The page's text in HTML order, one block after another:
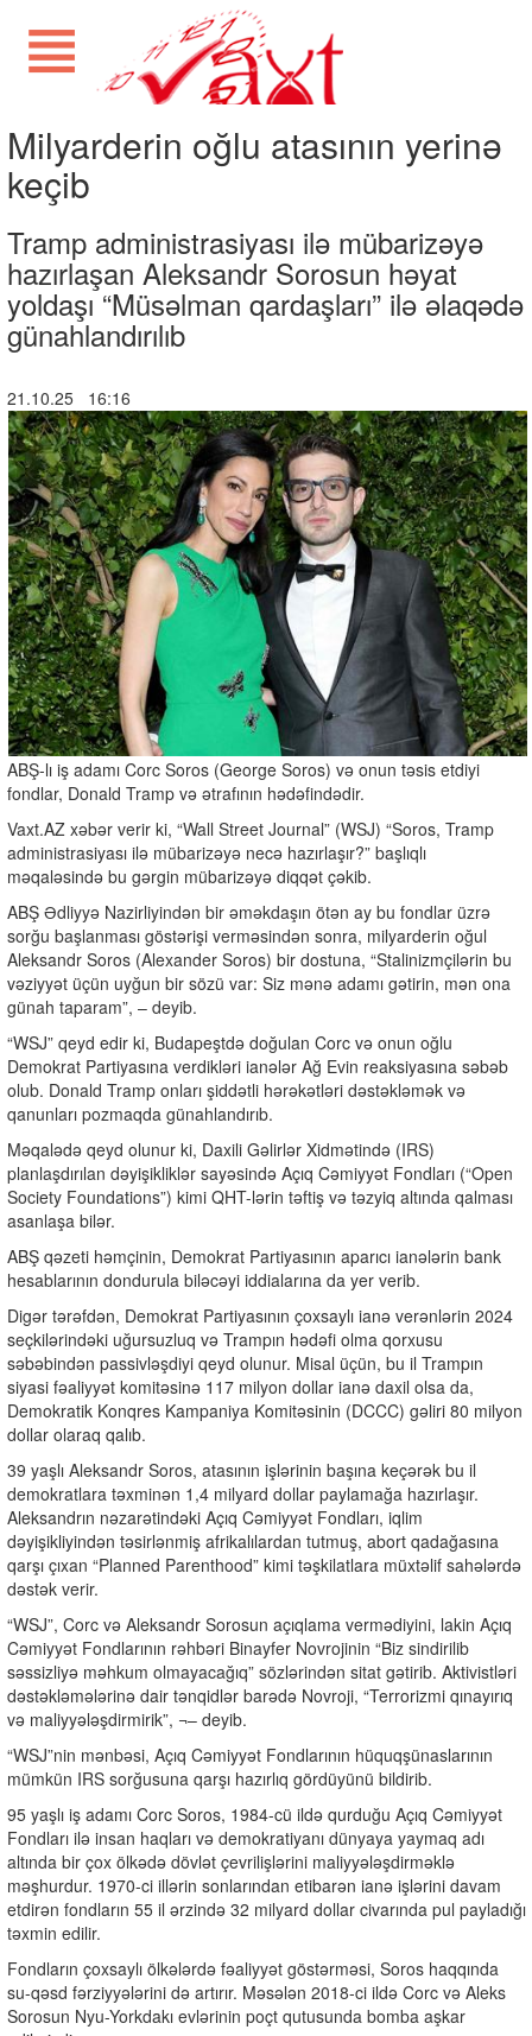
Milyarderin oğlu atasının yerinə
keçib
Tramp administrasiyası ilə mübarizəyə
hazırlaşan Aleksandr Sorosun həyat
yoldaşı “Müsəlman qardaşları” ilə əlaqədə
günahlandırılıb
21.10.25 16:16
ABŞ-lı iş adamı Corc Soros (George Soros) və onun təsis etdiyi
fondlar, Donald Tramp və ətrafının hədəfindədir.
Vaxt.AZ xəbər verir ki, “Wall Street Journal” (WSJ) “Soros, Tramp
administrasiyası ilə mübarizəyə necə hazırlaşır?” başlıqlı
məqaləsində bu gərgin mübarizəyə diqqət çəkib.
ABŞ Ədliyyə Nazirliyindən bir əməkdaşın ötən ay bu fondlar üzrə
sorğu başlanması göstərişi verməsindən sonra, milyarderin oğul
Aleksandr Soros (Alexander Soros) bir dostuna, “Stalinizmçilərin bu
vəziyyət üçün uyğun bir sözü var: Siz mənə adamı gətirin, mən ona
günah taparam”, – deyib.
“WSJ” qeyd edir ki, Budapeştdə doğulan Corc və onun oğlu
Demokrat Partiyasına verdikləri ianələr Ağ Evin reaksiyasına səbəb
olub. Donald Tramp onları şiddətli hərəkətləri dəstəkləmək və
qanunları pozmaqda günahlandırıb.
Məqalədə qeyd olunur ki, Daxili Gəlirlər Xidmətində (IRS)
planlaşdırılan dəyişikliklər sayəsində Açıq Cəmiyyət Fondları (“Open
Society Foundations”) kimi QHT-lərin təftiş və təzyiq altında qalması
asanlaşa bilər.
ABŞ qəzeti həmçinin, Demokrat Partiyasının aparıcı ianələrin bank
hesablarının dondurula biləcəyi iddialarına da yer verib.
Digər tərəfdən, Demokrat Partiyasının çoxsaylı ianə verənlərin 2024
seçkilərindəki uğursuzluq və Trampın hədəfi olma qorxusu
səbəbindən passivləşdiyi qeyd olunur. Misal üçün, bu il Trampın
siyasi fəaliyyət komitəsinə 117 milyon dollar ianə daxil olsa da,
Demokratik Konqres Kampaniya Komitəsinin (DCCC) gəliri 80 milyon
dollar olaraq qalıb.
39 yaşlı Aleksandr Soros, atasının işlərinin başına keçərək bu il
demokratlara təxminən 1,4 milyard dollar paylamağa hazırlaşır.
Aleksandrın nəzarətindəki Açıq Cəmiyyət Fondları, iqlim
dəyişikliyindən təsirlənmiş afrikalılardan tutmuş, abort qadağasına
qarşı çıxan “Planned Parenthood” kimi təşkilatlara müxtəlif sahələrdə
dəstək verir.
“WSJ”, Corc və Aleksandr Sorosun açıqlama vermədiyini, lakin Açıq
Cəmiyyət Fondlarının rəhbəri Binayfer Novrojinin “Biz sindirilib
səssizliyə məhkum olmayacağıq” sözlərindən sitat gətirib. Aktivistləri
dəstəkləmələrinə dair tənqidlər barədə Novroji, “Terrorizmi qınayırıq
və maliyyələşdirmirik”, ¬– deyib.
“WSJ”nin mənbəsi, Açıq Cəmiyyət Fondlarının hüquqşünaslarının
mümkün IRS sorğusuna qarşı hazırlıq gördüyünü bildirib.
95 yaşlı iş adamı Corc Soros, 1984-cü ildə qurduğu Açıq Cəmiyyət
Fondları ilə insan haqları və demokratiyanı dünyaya yaymaq adı
altında bir çox ölkədə dövlət çevrilişlərini maliyyələşdirməklə
məşhurdur. 1970-ci illərin sonlarından etibarən ianə işlərini davam
etdirən fondların 55 il ərzində 32 milyard dollar civarında pul payladığı
təxmin edilir.
Fondların çoxsaylı ölkələrdə fəaliyyət göstərməsi, Soros haqqında
su-qəsd fərziyyələrini də artırır. Məsələn 2018-ci ildə Corc və Aleks
Sorosun Nyu-Yorkdakı evlərinin poçt qutusunda bomba aşkar